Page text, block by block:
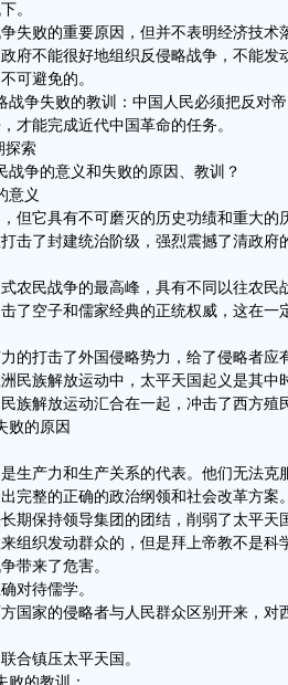
。
失败的重要原因，但并不表明经济技术
府不能很好地组织反侵略战争，不能发
可避免的。
战争失败的教训：中国人民必须把反对
才能完成近代中国革命的任务。
探索
战争的意义和失败的原因、教训？
意义
但它具有不可磨灭的历史功绩和重大的
击了封建统治阶级，强烈震撼了清政府
农民战争的最高峰，具有不同以往农民
了空子和儒家经典的正统权威，这在一
的打击了外国侵略势力，给了侵略者应
民族解放运动中，太平天国起义是其中
族解放运动汇合在一起，冲击了西方殖
败的原因
生产力和生产关系的代表。他们无法克
完整的正确的政治纲领和社会改革方案
期保持领导集团的团结，削弱了太平天
组织发动群众的，但是拜上帝教不是科
带来了危害。
对待儒学。
国家的侵略者与人民群众区别开来，对
合镇压太平天国。